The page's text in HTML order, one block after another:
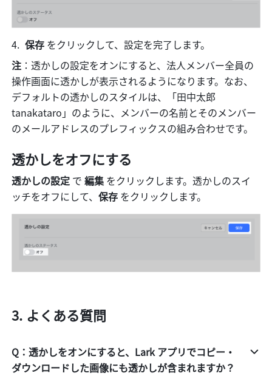
保存 をクリックして、設定を完了します。
注 ：透かしの設定をオンにすると、法人メンバー全員の
操作画面に透かしが表示されるようになります。なお、
デフォルトの透かしのスタイルは、「田中太郎
tanakataro」のように、メンバーの名前とそのメンバー
のメールアドレスのプレフィックスの組み合わせです。
透かしをオフにする
透かしの設定 で 編集 をクリックします。透かしのスイ
ッチをオフにして、保存 をクリックします。
よくある質問
Q：透かしをオンにすると、Lark アプリでコピー・
ダウンロードした画像にも透かしが含まれますか？